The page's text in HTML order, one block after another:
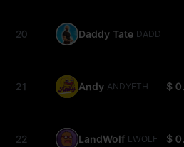
20 Daddy Tate DADDY
21 Andy ANDYETH
22 LandWolf LWOLF